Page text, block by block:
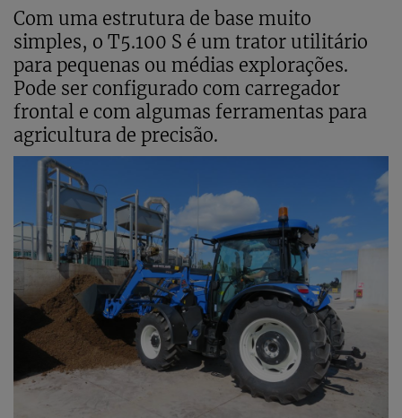
Com uma estrutura de base muito
simples, o T5.100 S é um trator utilitário
para pequenas ou médias explorações.
Pode ser configurado com carregador
frontal e com algumas ferramentas para
agricultura de precisão.